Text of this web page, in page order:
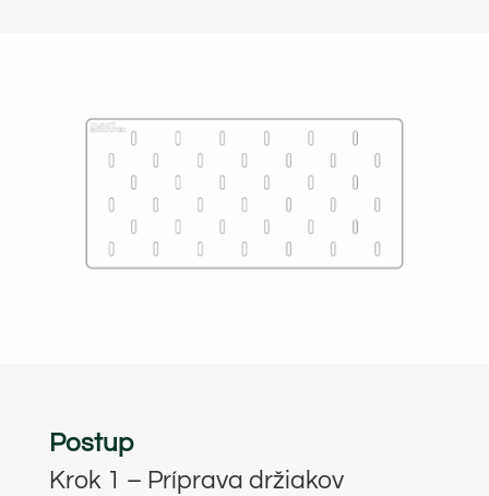
Postup
Krok 1 – Príprava držiakov